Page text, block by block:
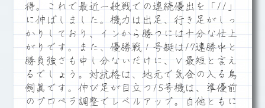
得。これで最近一般戦での連続優出を「11」
に伸ばしました。機力は出足、行き足がしっ
かりしており、インから勝つには十分な仕上
がりです。また、優勝戦１号艇は17連勝中と
勝負強さも申し分ないだけに、Ｖ最短と言え
るでしょう。対抗格は、地元で気合の入る鳥
飼眞です。伸び足が目立つ15号機は、準優前
のプロペラ調整でレベルアップ。自他ともに